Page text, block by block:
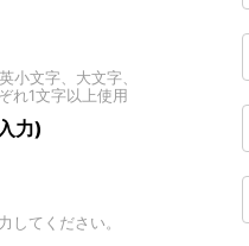
小文字、大文字、
れ1文字以上使用
力)
してください。